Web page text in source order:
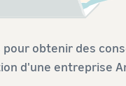
pour obtenir des
d'une entreprise